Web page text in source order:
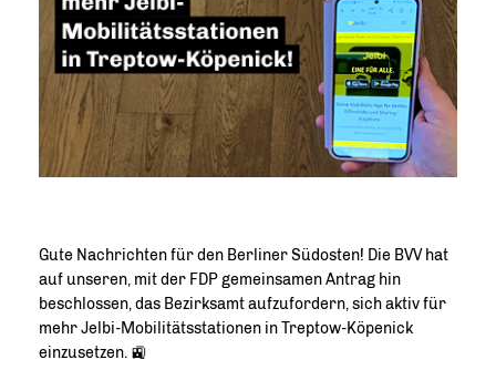
Gute Nachrichten für den Berliner Südosten! Die BVV hat
auf unseren, mit der FDP gemeinsamen Antrag hin
beschlossen, das Bezirksamt aufzufordern, sich aktiv für
mehr Jelbi-Mobilitätsstationen in Treptow-Köpenick
einzusetzen. 🚉